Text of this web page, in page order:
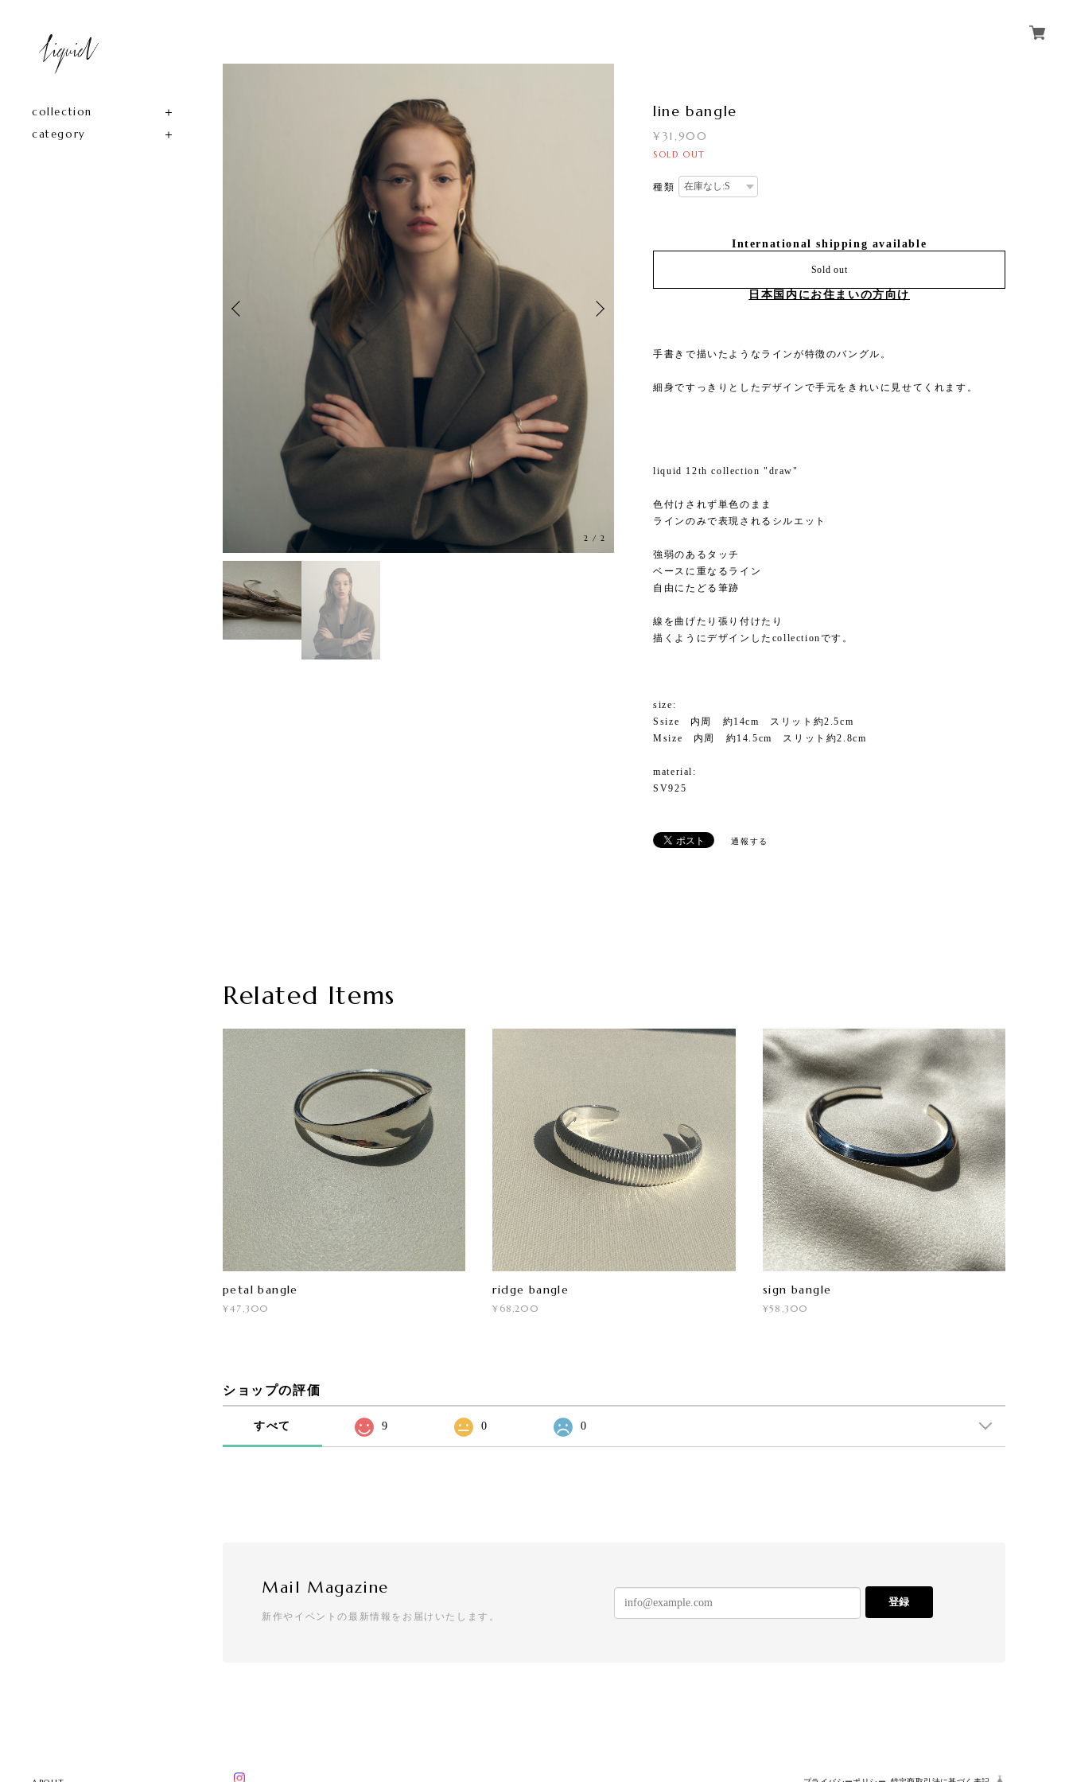
collection
category
2 /2
line bangle
¥31,900
SOLD OUT
種類
International shipping available
Sold out
日本国内にお住まいの方向け
手書きで描いたようなラインが特徴のバングル。
細身ですっきりとしたデザインで手元をきれいに見せてくれます。
liquid 12th collection "draw"
色付けされず単色のまま
ラインのみで表現されるシルエット
強弱のあるタッチ
ベースに重なるライン
自由にたどる筆跡
線を曲げたり張り付けたり
描くようにデザインしたcollectionです。
size:
Ssize 内周 約14cm スリット約2.5cm
Msize 内周 約14.5cm スリット約2.8cm
material:
SV925
通報する
Related Items
petal bangle
¥47,300
ridge bangle
¥68,200
sign bangle
¥58,300
ショップの評価
すべて 9 0 0
Mail Magazine
新作やイベントの最新情報をお届けいたします。
登録